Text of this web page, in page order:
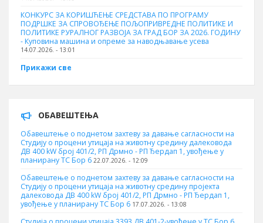
КОНКУРС ЗА КОРИШЋЕЊЕ СРЕДСТАВА ПО ПРОГРАМУ
ПОДРШКЕ ЗА СПРОВОЂЕЊЕ ПОЉОПРИВРЕДНЕ ПОЛИТИКЕ И
ПОЛИТИКЕ РУРАЛНОГ РАЗВОЈА ЗА ГРАД БОР ЗА 2026. ГОДИНУ
- Куповина машина и опреме за наводњавање усева
14.07.2026. - 13:01
Прикажи све
ОБАВЕШТЕЊА
Обавештење о поднетом захтеву за давање сагласности на
Студију о процени утицаја на животну средину далековода
ДВ 400 kW број 401/2, РП Дрмно - РП Ђердап 1, увођење у
планирану ТС Бор 6 22.07.2026. - 12:09
Обавештење о поднетом захтеву за давање сагласности на
Студију о процени утицаја на животну средину пројекта
далековода ДВ 400 kW број 401/2, РП Дрмно - РП Ђердап 1,
увођење у планирану ТС Бор 6 17.07.2026. - 13:08